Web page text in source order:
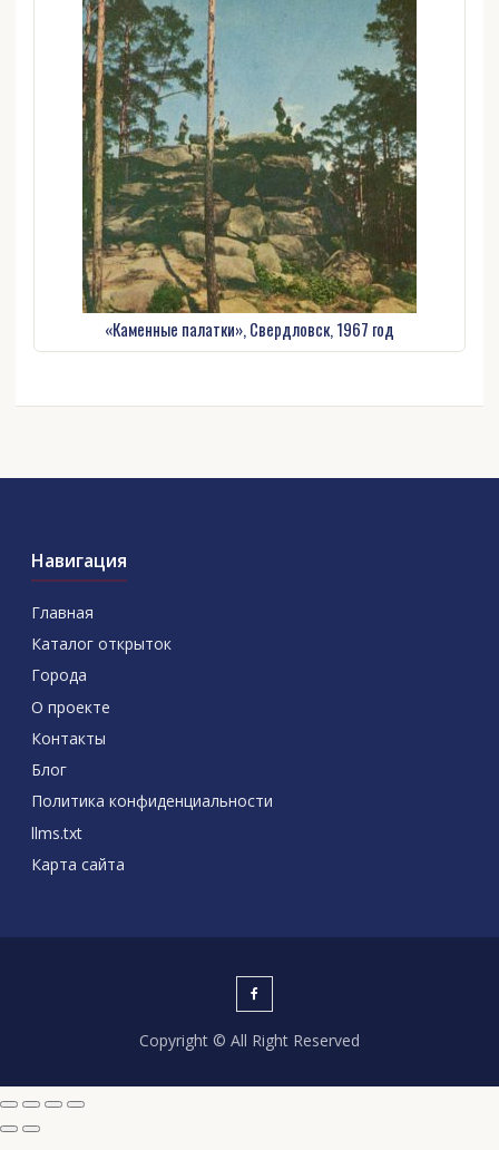
«Каменные палатки», Свердловск, 1967 год
Навигация
Главная
Каталог открыток
Города
О проекте
Контакты
Блог
Политика конфиденциальности
llms.txt
Карта сайта
Copyright © All Right Reserved